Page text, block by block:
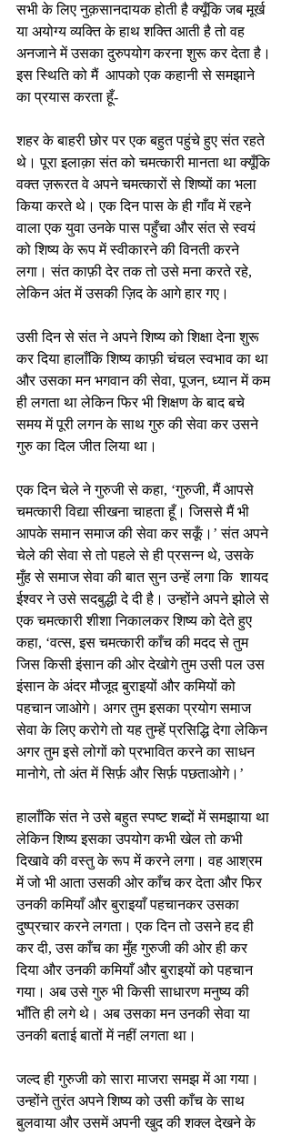
सभी के लिए नुक़सानदायक होती है क्यूँकि जब मूर्ख
या अयोग्य व्यक्ति के हाथ शक्ति आती है तो वह
अनजाने में उसका दुरुपयोग करना शुरू कर देता है।
इस स्थिति को मैं  आपको एक कहानी से समझाने
का प्रयास करता हूँ-
शहर के बाहरी छोर पर एक बहुत पहुंचे हुए संत रहते
थे। पूरा इलाक़ा संत को चमत्कारी मानता था क्यूँकि
वक्त ज़रूरत वे अपने चमत्कारों से शिष्यों का भला
किया करते थे। एक दिन पास के ही गाँव में रहने
वाला एक युवा उनके पास पहुँचा और संत से स्वयं
को शिष्य के रूप में स्वीकारने की विनती करने
लगा। संत काफ़ी देर तक तो उसे मना करते रहे,
लेकिन अंत में उसकी ज़िद के आगे हार गए।
उसी दिन से संत ने अपने शिष्य को शिक्षा देना शुरू
कर दिया हालाँकि शिष्य काफ़ी चंचल स्वभाव का था
और उसका मन भगवान की सेवा, पूजन, ध्यान में कम
ही लगता था लेकिन फिर भी शिक्षण के बाद बचे
समय में पूरी लगन के साथ गुरु की सेवा कर उसने
गुरु का दिल जीत लिया था।
एक दिन चेले ने गुरुजी से कहा, ‘गुरुजी, मैं आपसे
चमत्कारी विद्या सीखना चाहता हूँ। जिससे मैं भी
आपके समान समाज की सेवा कर सकूँ।’ संत अपने
चेले की सेवा से तो पहले से ही प्रसन्न थे, उसके
मुँह से समाज सेवा की बात सुन उन्हें लगा कि  शायद
ईश्वर ने उसे सदबुद्धी दे दी है। उन्होंने अपने झोले से
एक चमत्कारी शीशा निकालकर शिष्य को देते हुए
कहा, ‘वत्स, इस चमत्कारी काँच की मदद से तुम
जिस किसी इंसान की ओर देखोगे तुम उसी पल उस
इंसान के अंदर मौजूद बुराइयों और कमियों को
पहचान जाओगे। अगर तुम इसका प्रयोग समाज
सेवा के लिए करोगे तो यह तुम्हें प्रसिद्धि देगा लेकिन
अगर तुम इसे लोगों को प्रभावित करने का साधन
मानोगे, तो अंत में सिर्फ़ और सिर्फ़ पछताओगे।’
हालाँकि संत ने उसे बहुत स्पष्ट शब्दों में समझाया था
लेकिन शिष्य इसका उपयोग कभी खेल तो कभी
दिखावे की वस्तु के रूप में करने लगा। वह आश्रम
में जो भी आता उसकी ओर काँच कर देता और फिर
उनकी कमियाँ और बुराइयाँ पहचानकर उसका
दुष्प्रचार करने लगता। एक दिन तो उसने हद ही
कर दी, उस काँच का मुँह गुरुजी की ओर ही कर
दिया और उनकी कमियाँ और बुराइयों को पहचान
गया। अब उसे गुरु भी किसी साधारण मनुष्य की
भाँति ही लगे थे। अब उसका मन उनकी सेवा या
उनकी बताई बातों में नहीं लगता था।
जल्द ही गुरुजी को सारा माजरा समझ में आ गया।
उन्होंने तुरंत अपने शिष्य को उसी काँच के साथ
बुलवाया और उसमें अपनी खुद की शक्ल देखने के